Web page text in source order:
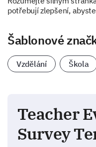
potřebují zlepšení,
Šablonové
Vzdělání Škola
Teacher
Survey